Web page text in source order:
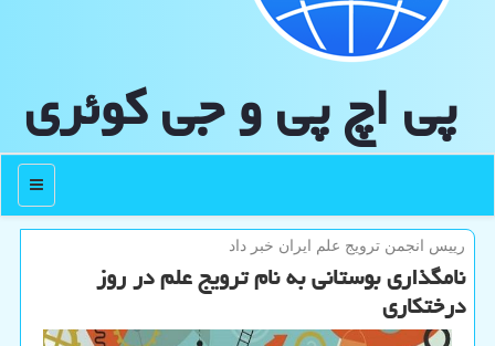
پی اچ پی و جی كوئری
منو
رییس انجمن ترویج علم ایران خبر داد
نامگذاری بوستانی به نام ترویج علم در روز
درختکاری